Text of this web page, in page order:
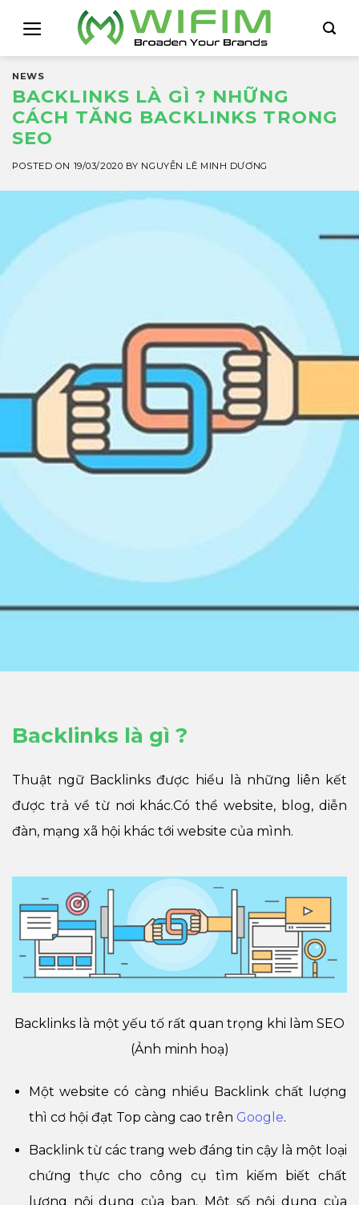
content
NEWS
BACKLINKS LÀ GÌ ? NHỮNG
CÁCH TĂNG BACKLINKS TRONG
SEO
POSTED ON 19/03/2020 BY NGUYỄN LÊ MINH DƯƠNG
Backlinks là gì ?
Thuật ngữ Backlinks được hiểu là những liên kết
được trả về từ nơi khác.Có thể website, blog, diễn
đàn, mạng xã hội khác tới website của mình.
Backlinks là một yếu tố rất quan trọng khi làm SEO
(Ảnh minh hoạ)
Một website có càng nhiều Backlink chất lượng
thì cơ hội đạt Top càng cao trên Google.
Backlink từ các trang web đáng tin cậy là một loại
chứng thực cho công cụ tìm kiếm biết chất
lượng nội dung của bạn. Một số nội dung của